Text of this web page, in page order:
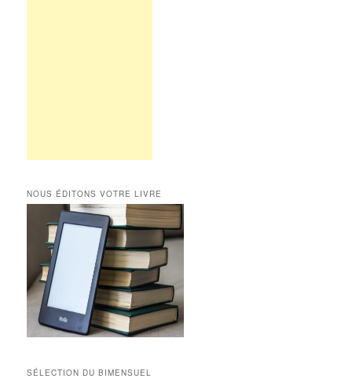
NOUS ÉDITONS VOTRE LIVRE
SÉLECTION DU BIMENSUEL